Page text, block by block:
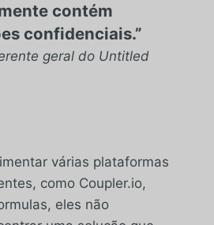
contém
confidenciais.”
geral do Untitled
várias plataformas
como Coupler.io,
eles não